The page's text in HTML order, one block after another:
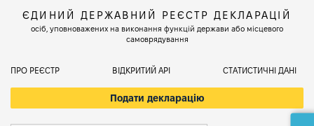
ЄДИНИЙ ДЕРЖАВНИЙ РЕЄСТР ДЕКЛАРАЦІЙ
осіб, уповноважених на виконання функцій держави або місцевого
самоврядування
ПРО РЕЄСТР ВІДКРИТИЙ АРІ СТАТИСТИЧНІ ДАНІ
Подати декларацію